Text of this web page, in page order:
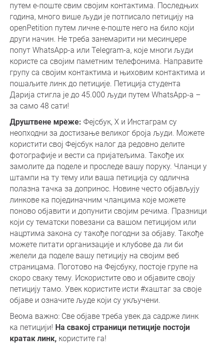
путем е-поште свим својим контактима. Последњих
година, много више људи је потписало петицију на
openPetition путем личне е-поште него на било који
други начин. Не треба занемарити ни месинџере
попут WhatsApp-а или Telegram-а, које многи људи
користе са својим паметним телефонима. Направите
групу са својим контактима и њиховим контактима и
пошаљите линк до петиције. Петиција студента
Дарија стигла је до 45.000 људи путем WhatsApp-а –
за само 48 сати!
Друштвене мреже: Фејсбук, X и Инстаграм су
неопходни за достизање великог броја људи. Можете
користити свој Фејсбук налог да редовно делите
фотографије и вести са пријатељима. Такође их
замолите да поделе и проследе вашу поруку. Чланци у
штампи на ту тему или ваша петиција су одлична
полазна тачка за допринос. Новине често објављују
линкове ка појединачним чланцима које можете
поново објавити и допунити својим речима. Празници
који су тематски повезани са вашом петицијом или
нацртима закона су такође погодни за објаву. Такође
можете питати организације и клубове да ли би
желели да поделе вашу петицију на својим веб
страницама. Поготово на Фејсбуку, постоје групе на
скоро сваку тему. Искористите ово и објавите своју
петицију тамо. Увек користите исти #хаштаг за своје
објаве и означите људе који су укључени.
Веома важно: Све објаве треба увек да садрже линк
ка петицији! На свакој страници петиције постоји
кратак линк, користите га!